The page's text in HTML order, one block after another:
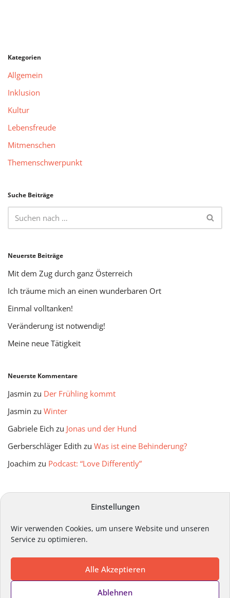
Einstellungen
Wir verwenden Cookies, um unsere Website und unseren
Service zu optimieren.
Alle Akzeptieren
Ablehnen
Kategorien
Allgemein
Inklusion
Kultur
Lebensfreude
Mitmenschen
Themenschwerpunkt
Suche Beiträge
Neuerste Beiträge
Mit dem Zug durch ganz Österreich
Ich träume mich an einen wunderbaren Ort
Einmal volltanken!
Veränderung ist notwendig!
Meine neue Tätigkeit
Neuerste Kommentare
Jasmin zu Der Frühling kommt
Jasmin zu Winter
Gabriele Eich zu Jonas und der Hund
Gerberschläger Edith zu Was ist eine Behinderung?
Joachim zu Podcast: “Love Differently”
Impressum Datenschutz
Kontakt